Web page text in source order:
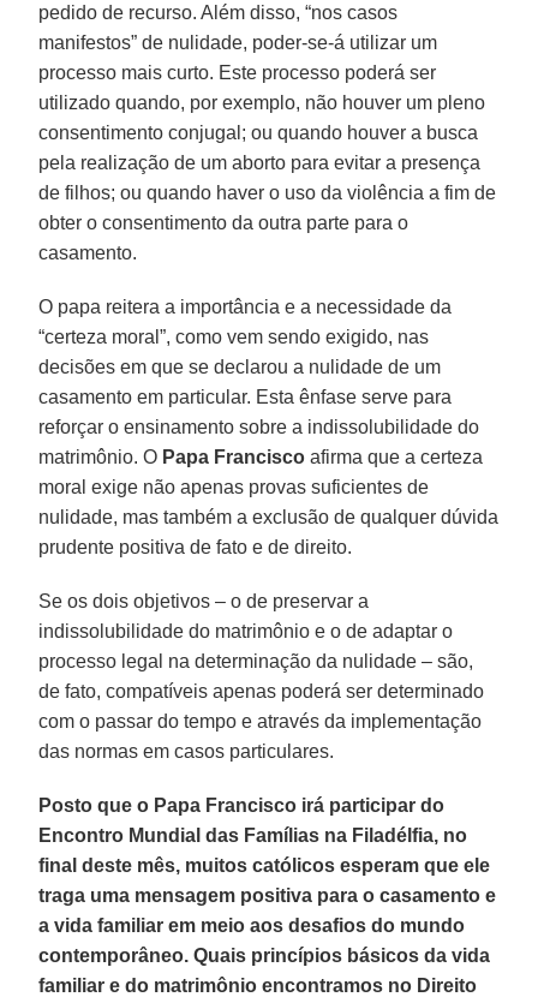
pedido de recurso. Além disso, “nos casos
manifestos” de nulidade, poder-se-á utilizar um
processo mais curto. Este processo poderá ser
utilizado quando, por exemplo, não houver um pleno
consentimento conjugal; ou quando houver a busca
pela realização de um aborto para evitar a presença
de filhos; ou quando haver o uso da violência a fim de
obter o consentimento da outra parte para o
casamento.
O papa reitera a importância e a necessidade da
“certeza moral”, como vem sendo exigido, nas
decisões em que se declarou a nulidade de um
casamento em particular. Esta ênfase serve para
reforçar o ensinamento sobre a indissolubilidade do
matrimônio. O Papa Francisco afirma que a certeza
moral exige não apenas provas suficientes de
nulidade, mas também a exclusão de qualquer dúvida
prudente positiva de fato e de direito.
Se os dois objetivos – o de preservar a
indissolubilidade do matrimônio e o de adaptar o
processo legal na determinação da nulidade – são,
de fato, compatíveis apenas poderá ser determinado
com o passar do tempo e através da implementação
das normas em casos particulares.
Posto que o Papa Francisco irá participar do
Encontro Mundial das Famílias na Filadélfia, no
final deste mês, muitos católicos esperam que ele
traga uma mensagem positiva para o casamento e
a vida familiar em meio aos desafios do mundo
contemporâneo. Quais princípios básicos da vida
familiar e do matrimônio encontramos no Direito